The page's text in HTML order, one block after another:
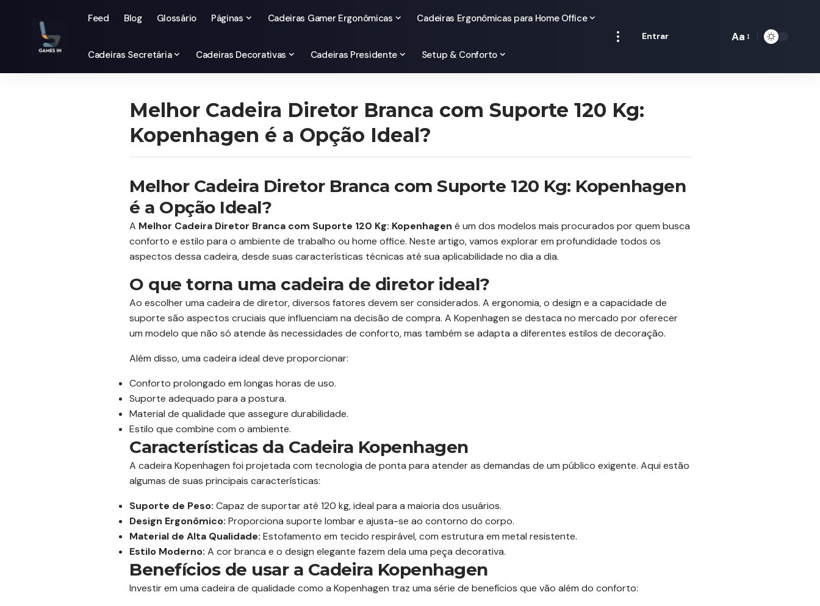
Feed Blog Glossário Páginas Cadeiras Gamer Ergonômicas Cadeiras Ergonômicas para Home Office
Cadeiras Secretária Cadeiras Decorativas Cadeiras Presidente Setup & Conforto
Entrar Aa
Melhor Cadeira Diretor Branca com Suporte 120 Kg:
Kopenhagen é a Opção Ideal?
Melhor Cadeira Diretor Branca com Suporte 120 Kg: Kopenhagen
é a Opção Ideal?
A Melhor Cadeira Diretor Branca com Suporte 120 Kg: Kopenhagen é um dos modelos mais procurados por quem busca
conforto e estilo para o ambiente de trabalho ou home office. Neste artigo, vamos explorar em profundidade todos os
aspectos dessa cadeira, desde suas características técnicas até sua aplicabilidade no dia a dia.
O que torna uma cadeira de diretor ideal?
Ao escolher uma cadeira de diretor, diversos fatores devem ser considerados. A ergonomia, o design e a capacidade de
suporte são aspectos cruciais que influenciam na decisão de compra. A Kopenhagen se destaca no mercado por oferecer
um modelo que não só atende às necessidades de conforto, mas também se adapta a diferentes estilos de decoração.
Além disso, uma cadeira ideal deve proporcionar:
Conforto prolongado em longas horas de uso.
Suporte adequado para a postura.
Material de qualidade que assegure durabilidade.
Estilo que combine com o ambiente.
Características da Cadeira Kopenhagen
A cadeira Kopenhagen foi projetada com tecnologia de ponta para atender as demandas de um público exigente. Aqui estão
algumas de suas principais características:
Suporte de Peso: Capaz de suportar até 120 kg, ideal para a maioria dos usuários.
Design Ergonômico: Proporciona suporte lombar e ajusta-se ao contorno do corpo.
Material de Alta Qualidade: Estofamento em tecido respirável, com estrutura em metal resistente.
Estilo Moderno: A cor branca e o design elegante fazem dela uma peça decorativa.
Benefícios de usar a Cadeira Kopenhagen
Investir em uma cadeira de qualidade como a Kopenhagen traz uma série de benefícios que vão além do conforto: